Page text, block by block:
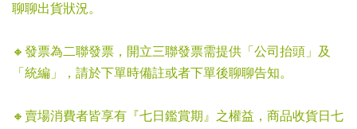
聊聊出貨狀況。
🔸發票為二聯發票，開立三聯發票需提供「公司抬頭」及
「統編」，請於下單時備註或者下單後聊聊告知。
🔸賣場消費者皆享有『七日鑑賞期』之權益，商品收貨日七